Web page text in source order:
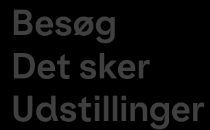
Footer
large
menu
Besøg
Det sker
Udstillinger